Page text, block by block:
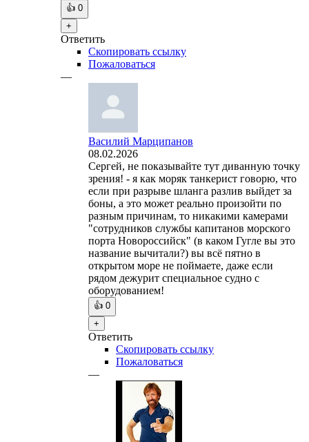
👍 0
+
Ответить
Скопировать ссылку
Пожаловаться
—
Василий Марципанов
08.02.2026
Сергей, не показывайте тут диванную точку
зрения! - я как моряк танкерист говорю, что
если при разрыве шланга разлив выйдет за
боны, а это может реально произойти по
разным причинам, то никакими камерами
"сотрудников службы капитанов морского
порта Новороссийск" (в каком Гугле вы это
название вычитали?) вы всё пятно в
открытом море не поймаете, даже если
рядом дежурит специальное судно с
оборудованием!
👍 0
+
Ответить
Скопировать ссылку
Пожаловаться
—